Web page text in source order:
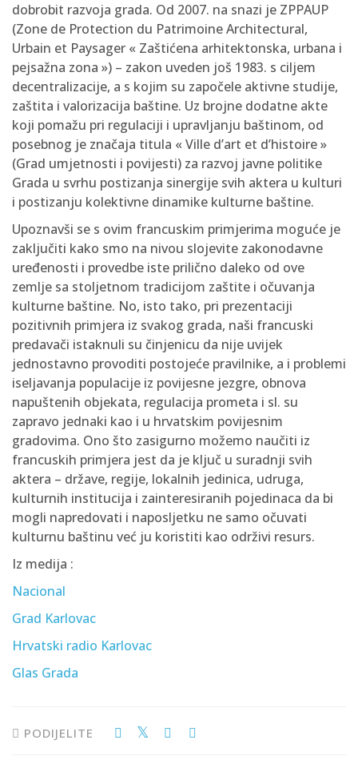
dobrobit razvoja grada. Od 2007. na snazi je ZPPAUP
(Zone de Protection du Patrimoine Architectural,
Urbain et Paysager « Zaštićena arhitektonska, urbana i
pejsažna zona ») – zakon uveden još 1983. s ciljem
decentralizacije, a s kojim su započele aktivne studije,
zaštita i valorizacija baštine. Uz brojne dodatne akte
koji pomažu pri regulaciji i upravljanju baštinom, od
posebnog je značaja titula « Ville d’art et d’histoire »
(Grad umjetnosti i povijesti) za razvoj javne politike
Grada u svrhu postizanja sinergije svih aktera u kulturi
i postizanju kolektivne dinamike kulturne baštine.
Upoznavši se s ovim francuskim primjerima moguće je
zaključiti kako smo na nivou slojevite zakonodavne
uređenosti i provedbe iste prilično daleko od ove
zemlje sa stoljetnom tradicijom zaštite i očuvanja
kulturne baštine. No, isto tako, pri prezentaciji
pozitivnih primjera iz svakog grada, naši francuski
predavači istaknuli su činjenicu da nije uvijek
jednostavno provoditi postojeće pravilnike, a i problemi
iseljavanja populacije iz povijesne jezgre, obnova
napuštenih objekata, regulacija prometa i sl. su
zapravo jednaki kao i u hrvatskim povijesnim
gradovima. Ono što zasigurno možemo naučiti iz
francuskih primjera jest da je ključ u suradnji svih
aktera – države, regije, lokalnih jedinica, udruga,
kulturnih institucija i zainteresiranih pojedinaca da bi
mogli napredovati i naposljetku ne samo očuvati
kulturnu baštinu već ju koristiti kao održivi resurs.
Iz medija :
Nacional
Grad Karlovac
Hrvatski radio Karlovac
Glas Grada
PODIJELITE